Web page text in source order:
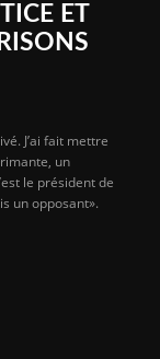
ET
J’ai fait mettre
un
le président de
un opposant».